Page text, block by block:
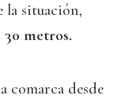
la situación,
metros.
desde